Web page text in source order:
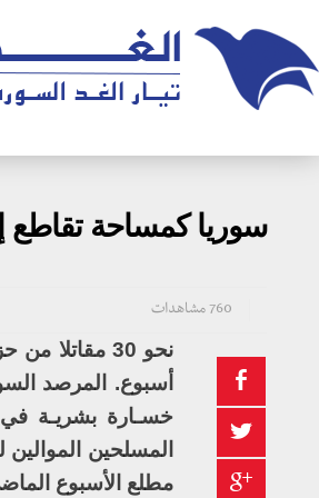
سوريا كمساحة تقاطع
760 مشاهدات
نحو 30
أسبوع. المرصد
المسلحين
مطلع الأسبوع